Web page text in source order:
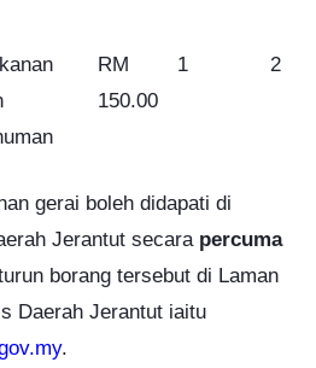
RM
150.00
1 2
gerai boleh didapati di
Jerantut secara percuma
borang tersebut di Laman
Daerah Jerantut iaitu
.